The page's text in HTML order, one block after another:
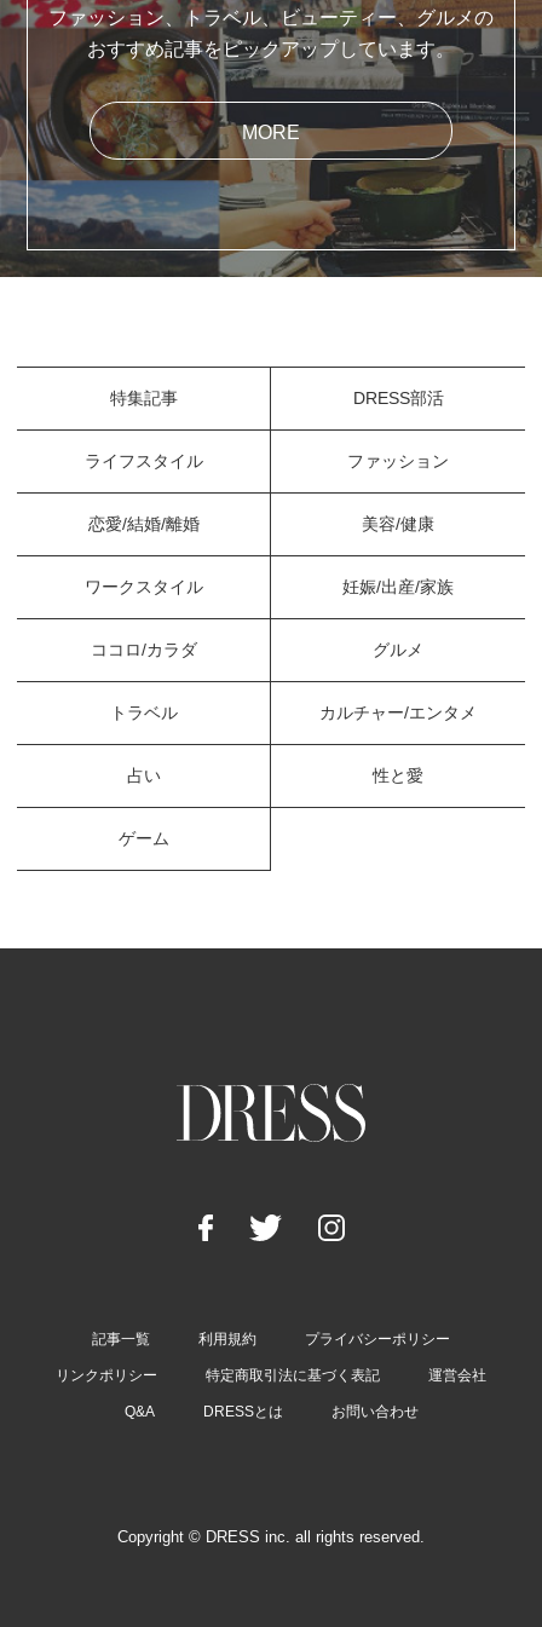
ファッション、トラベル、ビューティー、グルメの
おすすめ記事をピックアップしています。
MORE
特集記事 DRESS部活
ライフスタイル ファッション
恋愛/結婚/離婚 美容/健康
ワークスタイル 妊娠/出産/家族
ココロ/カラダ グルメ
トラベル カルチャー/エンタメ
占い 性と愛
ゲーム
記事一覧 利用規約 プライバシーポリシー
リンクポリシー 特定商取引法に基づく表記 運営会社
Q&A DRESSとは お問い合わせ
Copyright © DRESS inc. all rights reserved.